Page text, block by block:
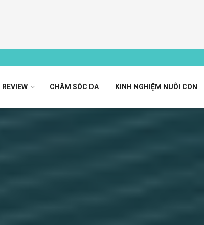
REVIEW CHĂM SÓC DA KINH NGHIỆM NUÔI CON